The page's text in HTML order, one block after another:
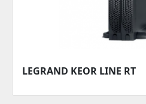
LEGRAND KEOR LINE RT